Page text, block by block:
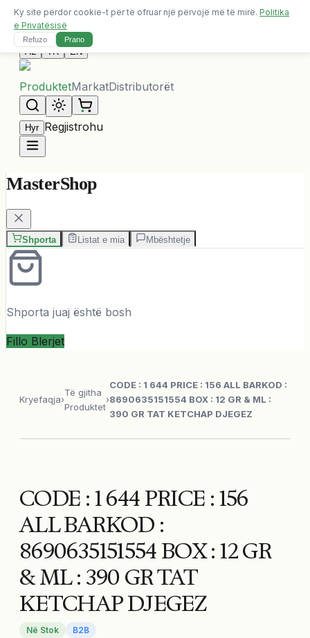
Dërgesa falas për porosi mbi 10,000 ALL
Na Kontaktoni
AL TR EN
ProduktetMarkatDistributorët
Hyr Regjistrohu
MasterShop
Shporta Listat e mia Mbështetje
Shporta juaj është bosh
Fillo Blerjet
Kryefaqja›
Të gjitha
Produktet
›
CODE : 1 644 PRICE : 156 ALL BARKOD :
8690635151554 BOX : 12 GR & ML :
390 GR TAT KETCHAP DJEGEZ
CODE : 1 644 PRICE : 156
ALL BARKOD :
8690635151554 BOX : 12 GR
& ML : 390 GR TAT
KETCHAP DJEGEZ
Në Stok B2B
Ky site përdor cookie-t për të ofruar një përvojë më të mirë. Politika
e Privatësisë
Refuzo Prano